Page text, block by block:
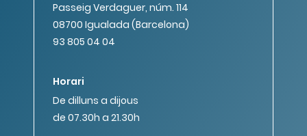
Passeig Verdaguer, núm. 114
08700 Igualada (Barcelona)
93 805 04 04
Horari
De dilluns a dijous
de 07.30h a 21.30h